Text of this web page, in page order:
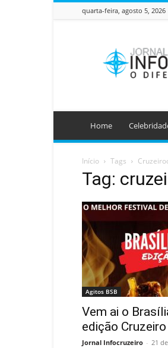
quarta-feira, agosto 5, 2026
Home
Início Tags
Tag:
Agitos BSB
Vem ai o
edição
Jornal Infocruzeiro - 21